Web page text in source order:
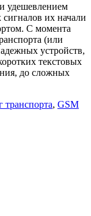
удешевлением
их начали
С момента
(или
устройств,
текстовых
до сложных
, GSM